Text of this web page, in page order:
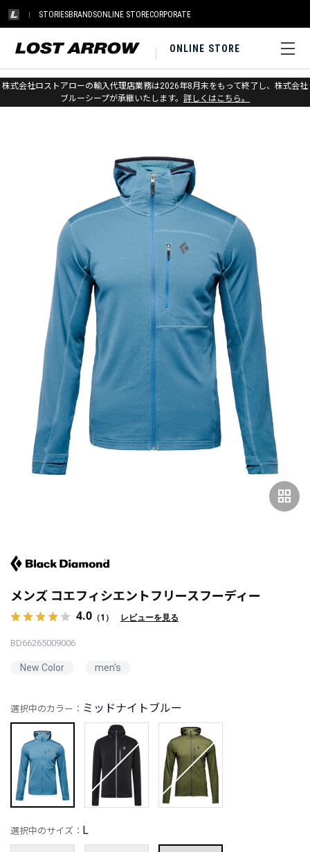
STORIESBRANDSONLINE STORECORPORATE
ONLINE STORE
株式会社ロストアローの輸入代理店業務は2026年8月末をもって終了し、株式会社
ブルーシープが承継いたします。 詳しくはこちら。
ホーム > ブラックダイヤモンド > アパレル > ジャケット > フリース
grid_view
メンズ コエフィシエントフリースフーディー
4.0 （1） レビューを見る
BD66265009006
New Color men's
選択中のカラー： ミッドナイトブルー
選択中のサイズ： L